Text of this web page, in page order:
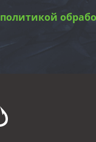
политикой